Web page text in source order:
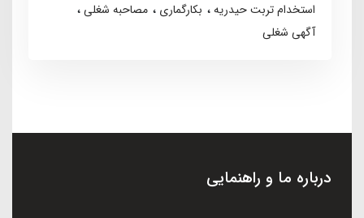
استخدام تربت حیدریه
بکارگماری
مصاحبه شغلی
آگهی شغلی
درباره ما و راهنمایی